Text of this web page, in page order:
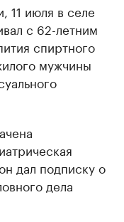
11 июля в селе
с 62-летним
спиртного
мужчины
дал подписку о
дела